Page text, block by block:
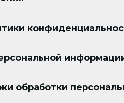
обработки